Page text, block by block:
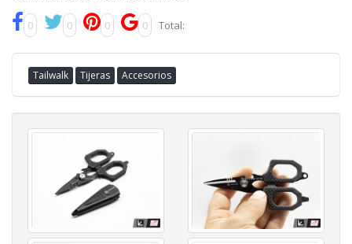
0 0 0 0 Total:
Tailwalk Tijeras Accesorios